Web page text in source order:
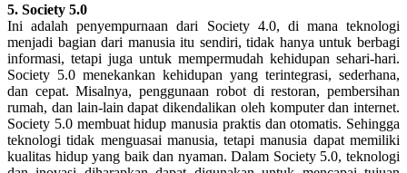
5. Society 5.0
Ini adalah penyempurnaan dari Society 4.0, di mana teknologi
menjadi bagian dari manusia itu sendiri, tidak hanya untuk berbagi
informasi, tetapi juga untuk mempermudah kehidupan sehari-hari.
Society 5.0 menekankan kehidupan yang terintegrasi, sederhana,
dan cepat. Misalnya, penggunaan robot di restoran, pembersihan
rumah, dan lain-lain dapat dikendalikan oleh komputer dan internet.
Society 5.0 membuat hidup manusia praktis dan otomatis. Sehingga
teknologi tidak menguasai manusia, tetapi manusia dapat memiliki
kualitas hidup yang baik dan nyaman. Dalam Society 5.0, teknologi